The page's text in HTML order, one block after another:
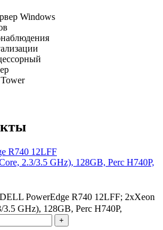
Windows
R740 12LFF
2.3/3.5 GHz), 128GB, Perc H740P,
PowerEdge R740 12LFF; 2xXeon
GHz), 128GB, Perc H740P,
+